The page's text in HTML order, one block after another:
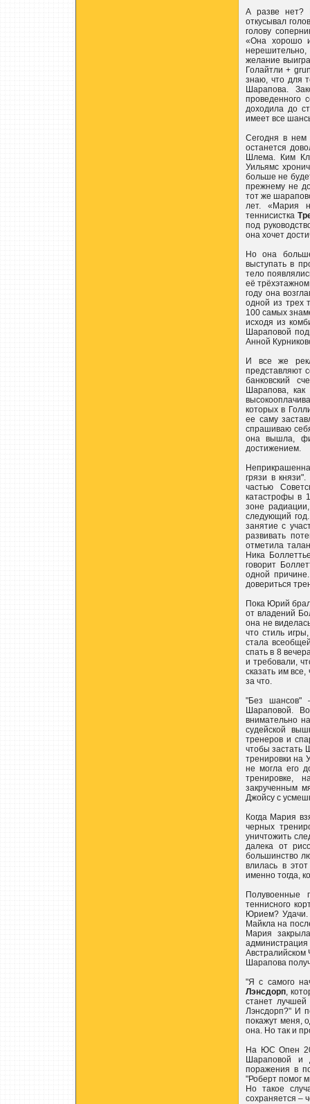
А разве нет?
откусывал
голову
«Она хорошо
желание
Голайтли +
знаю, что для
Шарапова.
проведенного
доходила до
имеет все
Сегодня в нем
останется
Шлема. Ким
Уильямс
больше не
прежнему не
тот же
лет. «Мария
теннисистка
под
она хочет
Но она
выступать в
тело
её
году она
одной из трех
100 самых
исходя из
Шараповой
Анной
И все же
представляют
банковский
Шарапова,
которых в
ее саму
спрашиваю
она вышла,
достижением.
грязи в
частью
катастрофы в
зоне
следующий
занятие с
развивать
отметила
Ника
говорит
одной
довериться
Пока Юрий
от владений
она не
что стиль
стала
спать в 8
и требовали,
сказать им
за что.
"Без шансов"
Шараповой.
внимательно
судейской
тренеров и
чтобы застать
тренировки на
не могла его
тренировке,
закрученным
Джойсу с
Когда Мария
черных
уничтожить
далека от
большинство
влилась в
именно тогда,
Полувоенные
теннисного
Юрием?
Майкла на
Мария
Австралийском
Шарапова
"Я с самого
Лэнсдорп ,
станет
Лэнсдорп?" И
покажут меня,
она. Но так и
На ЮС Опен
Шараповой и
поражения в
"Роберт помог
Но такое
сохраняется –